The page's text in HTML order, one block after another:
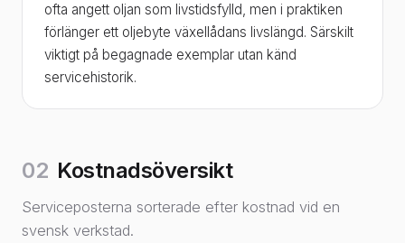
ofta angett oljan som livstidsfylld, men i praktiken
förlänger ett oljebyte växellådans livslängd. Särskilt
viktigt på begagnade exemplar utan känd
servicehistorik.
02 Kostnadsöversikt
Serviceposterna sorterade efter kostnad vid en
svensk verkstad.